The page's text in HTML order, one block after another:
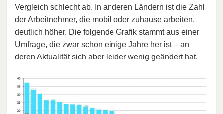
Vergleich schlecht ab. In anderen Ländern ist die Zahl
der Arbeitnehmer, die mobil oder zuhause arbeiten,
deutlich höher. Die folgende Grafik stammt aus einer
Umfrage, die zwar schon einige Jahre her ist – an
deren Aktualität sich aber leider wenig geändert hat.